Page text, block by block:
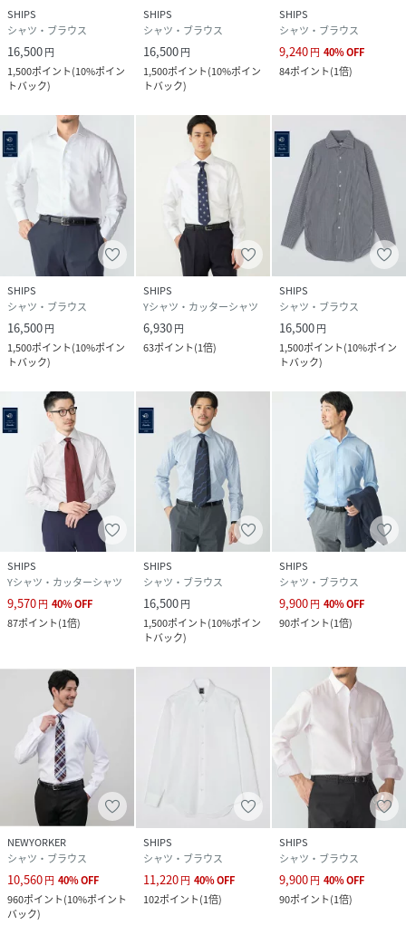
品番
MQ5450_111140864
111140864-02-37 MQ5450
SHIPS
シャツ・ブラウス
16,500円
1,500ポイント(10%ポイン
トバック)
SHIPS
シャツ・ブラウス
16,500円
1,500ポイント(10%ポイン
トバック)
SHIPS
シャツ・ブラウス
9,240円 40%OFF
84ポイント(1倍)
SHIPS
シャツ・ブラウス
16,500円
1,500ポイント(10%ポイン
トバック)
SHIPS
Yシャツ・カッターシャツ
6,930円
63ポイント(1倍)
SHIPS
シャツ・ブラウス
16,500円
1,500ポイント(10%ポイン
トバック)
SHIPS
Yシャツ・カッターシャツ
9,570円 40%OFF
87ポイント(1倍)
SHIPS
シャツ・ブラウス
16,500円
1,500ポイント(10%ポイン
トバック)
SHIPS
シャツ・ブラウス
9,900円 40%OFF
90ポイント(1倍)
NEWYORKER
シャツ・ブラウス
10,560円 40%OFF
960ポイント(10%ポイント
バック)
SHIPS
シャツ・ブラウス
11,220円 40%OFF
102ポイント(1倍)
SHIPS
シャツ・ブラウス
9,900円 40%OFF
90ポイント(1倍)